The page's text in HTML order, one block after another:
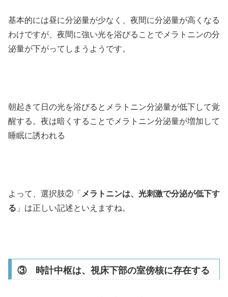
基本的には昼に分泌量が少なく、夜間に分泌量が高くなる
わけですが、夜間に強い光を浴びることでメラトニンの分
泌量が下がってしまうようです。
朝起きて日の光を浴びるとメラトニン分泌量が低下して覚
醒する。夜は暗くすることでメラトニン分泌量が増加して
睡眠に誘われる
よって、選択肢②「 メラトニンは、光刺激で分泌が低下す
る 」は正しい記述といえますね。
③ 時計中枢は、視床下部の室傍核に存在する